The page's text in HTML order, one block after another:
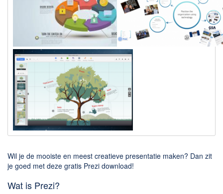
BitTorrent Clients
Nieuwslezers (Downloaden via usenet)
Onderhoud & Veiligheid
Computer opschonen
Veilig online
Productiviteit
Adresboek en contacten
Planning en organisatie
Overige
Algemeen
Wil je de mooiste en meest creatieve presentatie maken? Dan zit
je goed met deze gratis Prezi download!
Wat is Prezi?